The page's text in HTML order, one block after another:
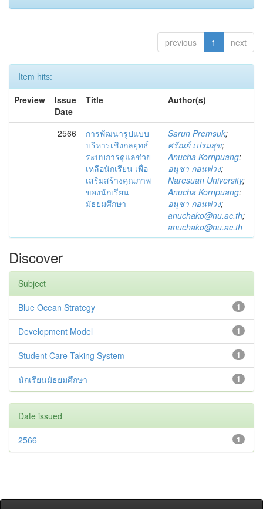
previous 1 next
Item hits:
Preview
Issue
Date
Title Author(s)
2566
การพัฒนารูปแบบ
บริหารเชิงกลยุทธ์
ระบบการดูแลช่วย
เหลือนักเรียน เพื่อ
เสริมสร้างคุณภาพ
ของนักเรียน
มัธยมศึกษา
Sarun Premsuk;
ศรัณย์ เปรมสุข;
Anucha Kornpuang;
อนุชา กอนพ่วง;
Naresuan University;
Anucha Kornpuang;
อนุชา กอนพ่วง;
anuchako@nu.ac.th;
anuchako@nu.ac.th
Discover
Subject
1
Blue Ocean Strategy
1
Development Model
1
Student Care-Taking System
1
นักเรียนมัธยมศึกษา
Date issued
1
2566